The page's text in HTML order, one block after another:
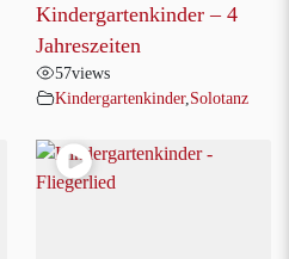
Kindergartenkinder – 4
Jahreszeiten
57views
Kindergartenkinder, Solotanz